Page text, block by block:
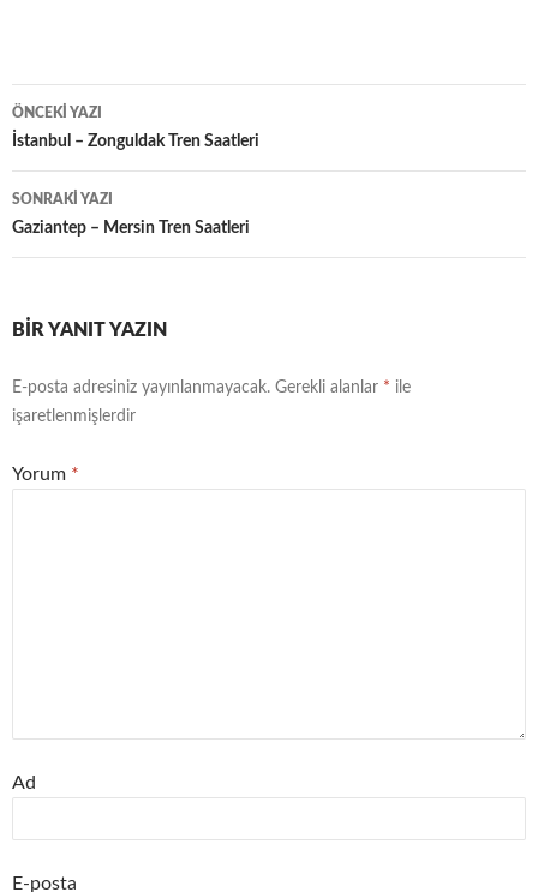
Yazı
dolaşımı
ÖNCEKI YAZI
İstanbul – Zonguldak Tren Saatleri
SONRAKI YAZI
Gaziantep – Mersin Tren Saatleri
BIR YANIT YAZIN
E-posta adresiniz yayınlanmayacak. Gerekli alanlar * ile
işaretlenmişlerdir
Yorum *
Ad
E-posta